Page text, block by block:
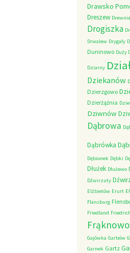
Drawsko
Dreszew
Drogiszka
Drwalew Drygały
Duninowo Duży
Dziarny
Dziekanów
Dzierzgowo
Dzierżążnia
Dziwnów
Dąbrowa
Dąbrówka
Dębionek Dębki
Dłużek Dłużewo
Dźwirzuty
Elżbietów Erurt
Flansburg
Friedland
Frąknowo
Gajówka Garbów
Garnek Gartz